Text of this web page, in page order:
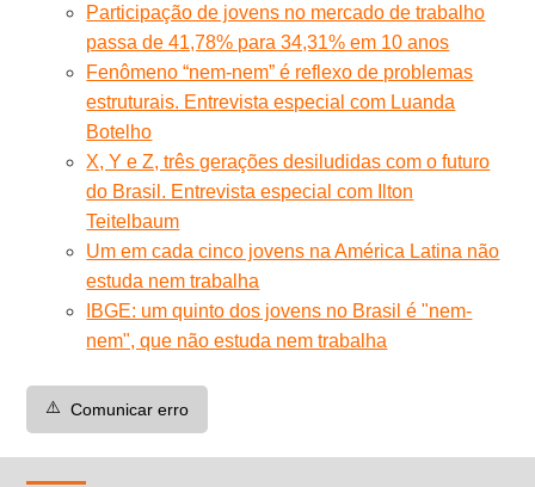
Participação de jovens no mercado de trabalho
passa de 41,78% para 34,31% em 10 anos
Fenômeno “nem-nem” é reflexo de problemas
estruturais. Entrevista especial com Luanda
Botelho
X, Y e Z, três gerações desiludidas com o futuro
do Brasil. Entrevista especial com Ilton
Teitelbaum
Um em cada cinco jovens na América Latina não
estuda nem trabalha
IBGE: um quinto dos jovens no Brasil é "nem-
nem", que não estuda nem trabalha
⚠️ Comunicar erro